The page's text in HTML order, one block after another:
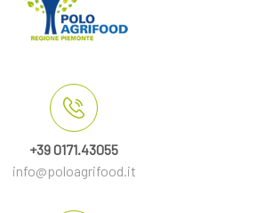
+39 0171.43055
info@poloagrifood.it